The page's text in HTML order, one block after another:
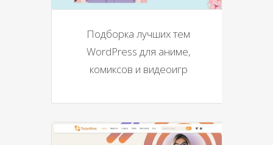
Подборка лучших тем
WordPress для аниме,
комиксов и видеоигр